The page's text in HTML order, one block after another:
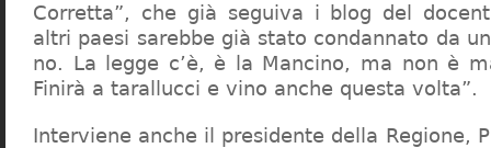
Corretta”, che già seguiva i blog del
altri paesi sarebbe già stato condannato da
no. La legge c’è, è la Mancino, ma non è
Finirà a tarallucci e vino anche questa volta”.
Interviene anche il presidente della Regione,